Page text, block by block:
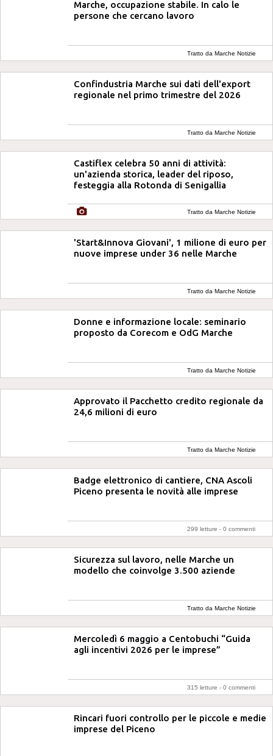
Marche, occupazione stabile. In calo le
persone che cercano lavoro
Tratto da Marche Notizie
Confindustria Marche sui dati dell'export
regionale nel primo trimestre del 2026
Tratto da Marche Notizie
Castiflex celebra 50 anni di attività:
un'azienda storica, leader del riposo,
festeggia alla Rotonda di Senigallia
Tratto da Marche Notizie
'Start&Innova Giovani', 1 milione di euro per
nuove imprese under 36 nelle Marche
Tratto da Marche Notizie
Donne e informazione locale: seminario
proposto da Corecom e OdG Marche
Tratto da Marche Notizie
Approvato il Pacchetto credito regionale da
24,6 milioni di euro
Tratto da Marche Notizie
Badge elettronico di cantiere, CNA Ascoli
Piceno presenta le novità alle imprese
299 letture - 0 commenti
Sicurezza sul lavoro, nelle Marche un
modello che coinvolge 3.500 aziende
Tratto da Marche Notizie
Mercoledì 6 maggio a Centobuchi “Guida
agli incentivi 2026 per le imprese”
315 letture - 0 commenti
Rincari fuori controllo per le piccole e medie
imprese del Piceno